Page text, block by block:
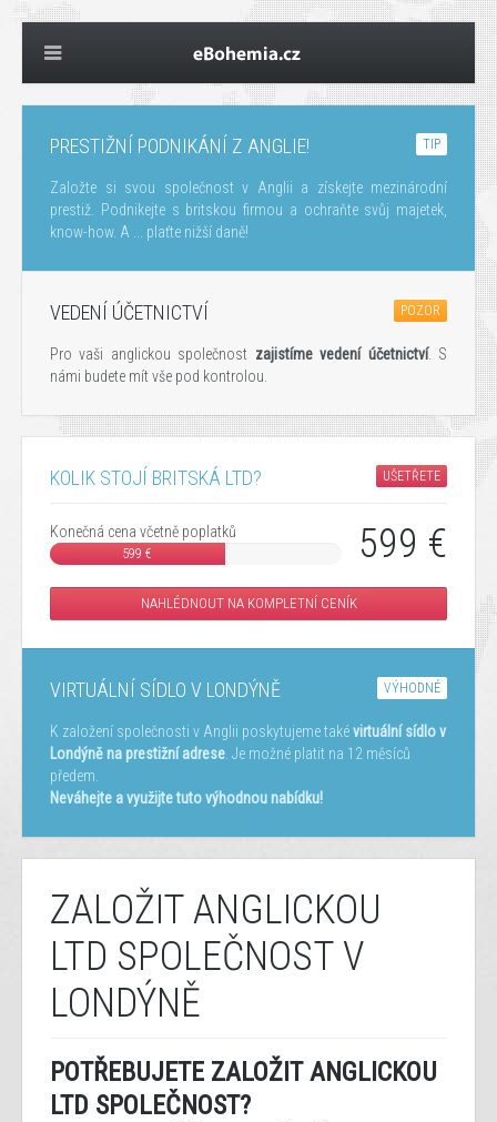
PRESTIŽNÍ PODNIKÁNÍ Z ANGLIE! TIP
Založte si svou společnost v Anglii a získejte mezinárodní
prestiž. Podnikejte s britskou firmou a ochraňte svůj majetek,
know-how. A ... plaťte nižší daně!
VEDENÍ ÚČETNICTVÍ POZOR
Pro vaši anglickou společnost zajistíme vedení účetnictví. S
námi budete mít vše pod kontrolou.
KOLIK STOJÍ BRITSKÁ LTD? UŠETŘETE
599 €
Konečná cena včetně poplatků
599 €
NAHLÉDNOUT NA KOMPLETNÍ CENÍK
VIRTUÁLNÍ SÍDLO V LONDÝNĚ VÝHODNÉ
K založení společnosti v Anglii poskytujeme takévirtuální sídlo v
Londýně na prestižní adrese . Je možné platit na 12 měsíců
předem.
Neváhejte a využijte tuto výhodnou nabídku!
ZALOŽIT ANGLICKOU
LTD SPOLEČNOST V
LONDÝNĚ
POTŘEBUJETE ZALOŽIT ANGLICKOU
LTD SPOLEČNOST?